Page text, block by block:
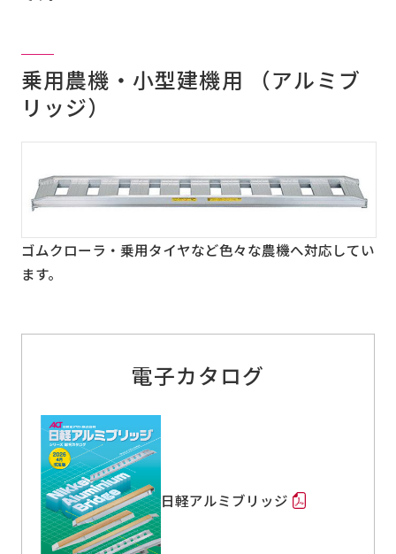
乗用農機・小型建機用 （アルミブ
リッジ）
ゴムクローラ・乗用タイヤなど色々な農機へ対応してい
ます。
電子カタログ
日軽アルミブリッジ